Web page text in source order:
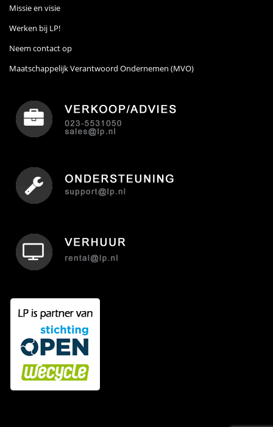
Missie en visie
Werken bij LP!
Neem contact op
Maatschappelijk Verantwoord Ondernemen (MVO)